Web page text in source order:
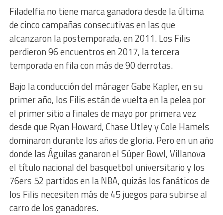
Filadelfia no tiene marca ganadora desde la última
de cinco campañas consecutivas en las que
alcanzaron la postemporada, en 2011. Los Filis
perdieron 96 encuentros en 2017, la tercera
temporada en fila con más de 90 derrotas.
Bajo la conducción del mánager Gabe Kapler, en su
primer año, los Filis están de vuelta en la pelea por
el primer sitio a finales de mayo por primera vez
desde que Ryan Howard, Chase Utley y Cole Hamels
dominaron durante los años de gloria. Pero en un año
donde las Águilas ganaron el Súper Bowl, Villanova
el título nacional del basquetbol universitario y los
76ers 52 partidos en la NBA, quizás los fanáticos de
los Filis necesiten más de 45 juegos para subirse al
carro de los ganadores.